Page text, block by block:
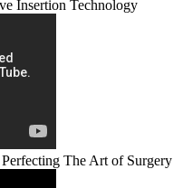
Insertion Technology
The Art of Surgery